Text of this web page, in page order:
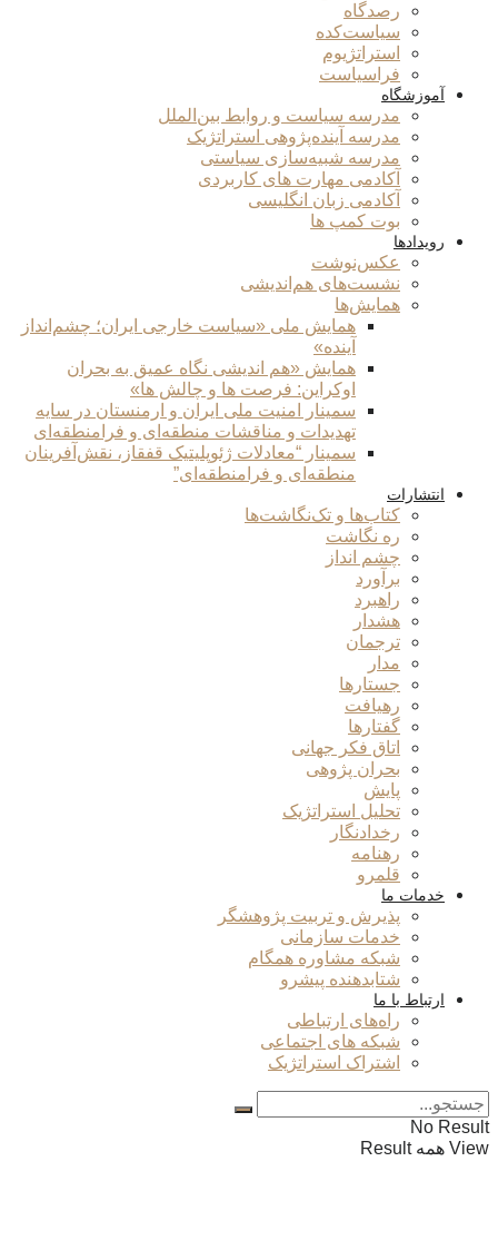
رصدگاه
سیاست‌کده
استراتژیوم
فراسیاست
آموزشگاه
مدرسه سیاست و روابط بین‌الملل
مدرسه آینده‌پژوهی استراتژیک
مدرسه شبیه‌سازی سیاستی
آکادمی مهارت های کاربردی
آکادمی زبان انگلیسی
بوت کمپ ها
رویدادها
عکس‌نوشت
نشست‌های هم‌اندیشی
همایش‌ها
همایش ملی «سیاست خارجی ایران؛ چشم‌انداز
آینده»
همایش «هم اندیشی نگاه عمیق به بحران
اوکراین: فرصت ها و چالش ها»
سمینار امنیت ملی ایران و ارمنستان در سایه
تهدیدات و مناقشات منطقه‌ای و فرامنطقه‌ای
سمینار “معادلات ژئوپلیتیک قفقاز، نقش‌آفرینان
منطقه‌ای و فرامنطقه‌ای”
انتشارات
کتاب‌ها و تک‌نگاشت‌ها
ره نگاشت
چشم انداز
برآورد
راهبرد
هشدار
ترجمان
مدار
جستارها
رهیافت
گفتارها
اتاق فکر جهانی
بحران پژوهی
پایش
تحلیل استراتژیک
رخدادنگار
رهنامه
قلمرو
خدمات ما
پذیرش و تربیت پژوهشگر
خدمات سازمانی
شبکه مشاوره همگام
شتابدهنده پیشرو
ارتباط با ما
راه‌های ارتباطی
شبکه های اجتماعی
اشتراک استراتژیک
No Result
View همه Result